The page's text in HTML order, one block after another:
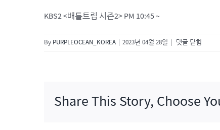
KBS2 <배틀트립 시즌2> PM 10:45 ~
By PURPLEOCEAN_KOREA 2023년 04월 28일
배
틀
즌
댓글 닫힘
Share This Story, Choose